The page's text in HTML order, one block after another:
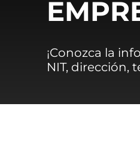
¡Conozca la
NIT, dirección,